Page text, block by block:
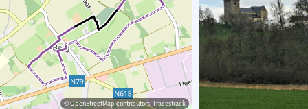
© OpenStreetMap contributors, Tracestrack